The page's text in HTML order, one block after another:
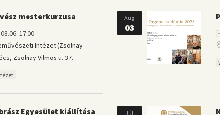
mesterkurzusa
17:00
Intézet (Zsolnay
Zsolnay Vilmos u. 37.
Aug.
03
Egyesület kiállítása Júl.